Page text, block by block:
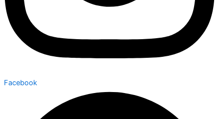
Facebook